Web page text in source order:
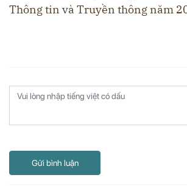
Thông tin và Truyền thông năm
Gửi bình luận